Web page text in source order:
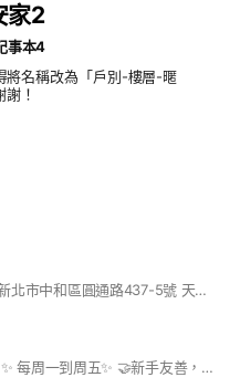
家2
事本4
將名稱改為「戶別-樓層-暱
！
歡迎您加入🏟雙和羽球館 新北市中和區圓通路437-5號 天天都開團🏸隨時有球打 📝報名零打 請標註日期、星期、時段編號及人數 範例：8/21（六）D+1 也請盡量至各時段聊天室.自行接龍報名 各球隊小群連結請見記事本 📌租場地、報名羽訓班 請加@小秘書洽詢
🌟早樂趣 🌞 ☕️午后時光🍹 ✨️ 每周一到周五✨️ 🤝新手友善，歡樂打球🏸 🎈奧創體育土城館 土城區民生街1號 🌞早晨(a)09:00～12:00 $200 ☕️中午(b)12:00～15:00 $200 🍹午后(c)15:00～18:00 $200 🔸️🔷️🔸️場租 🉑️教球 🔺️08：00 - 18：00 450/h